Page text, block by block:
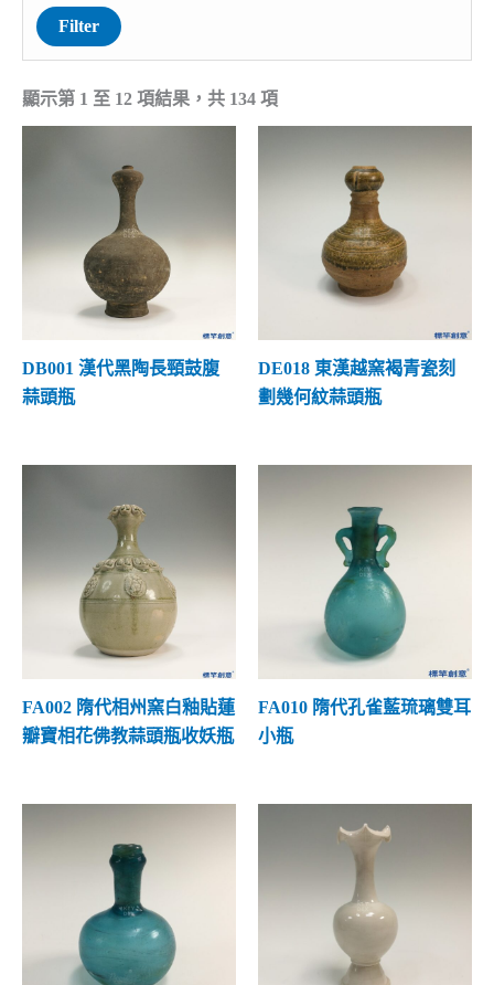
鼎的款式
陶鼓瓷鼓
頭枕脈枕(0)
香爐薰香 (0)
燭台油燈(0)
唾盂渣斗 (0)
梅瓶款式
玉壺春瓶(0)
壺的款式 (0)
飲茶器具(0)
盞與盞托(0)
杯與高足杯(0)
缽盂盆款式
罐缸款式(0)
其他器型 (0)
江西吉州窯
湖南長沙窯
河北磁州窯
河北定窯(9)
河北邢窯(1)
河南當陽峪窯(0)
福建建窯
福建德化窯
福建將樂窯 (1)
福建建寧窯
內蒙缸瓦窯(2)
台灣曉芳窯(0)
其他窯口
不明窯口(2)
鏤空工藝(2)
露胎工藝 (1)
仿古工藝(2)
仿生造型(11)
動物造型(0)
Filter
顯示第 1 至 12 項結果，共 134 項
DB001 漢代黑陶長頸鼓腹
蒜頭瓶
DE018 東漢越窯褐青瓷刻
劃幾何紋蒜頭瓶
FA002 隋代相州窯白釉貼蓮
瓣寶相花佛教蒜頭瓶收妖瓶
FA010 隋代孔雀藍琉璃雙耳
小瓶